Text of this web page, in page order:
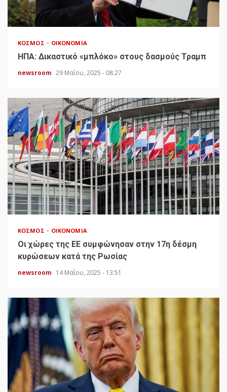
ΚΌΣΜΟΣ ΟΙΚΟΝΟΜΊΑ
HΠΑ: Δικαστικό «μπλόκο» στους δασμούς Τραμπ
newsroom 29 Μαΐου, 2025 - 08:27
ΚΌΣΜΟΣ ΟΙΚΟΝΟΜΊΑ
Οι χώρες της ΕΕ συμφώνησαν στην 17η δέσμη
κυρώσεων κατά της Ρωσίας
newsroom 14 Μαΐου, 2025 - 13:51